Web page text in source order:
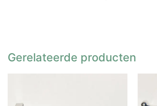
Gerelateerde producten